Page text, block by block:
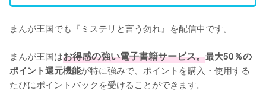
まんが王国でも『ミステリと言う勿れ』を配信中です。
まんが王国はお得感の強い電子書籍サービス。最大50％の
ポイント還元機能が特に強みで、ポイントを購入・使用する
たびにポイントバックを受けることができます。